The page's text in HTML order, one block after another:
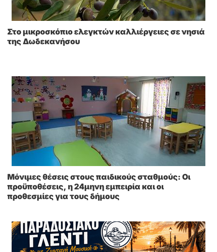
Στο μικροσκόπιο ελεγκτών καλλιέργειες σε νησιά
της Δωδεκανήσου
Μόνιμες θέσεις στους παιδικούς σταθμούς: Οι
προϋποθέσεις, η 24μηνη εμπειρία και οι
προθεσμίες για τους δήμους